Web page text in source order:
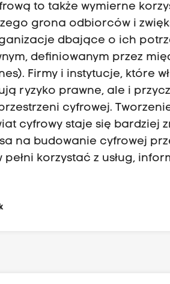
to także wymierne
grona odbiorców i
dbające o ich
definiowanym przez
Firmy i instytucje, które
ryzyko prawne, ale i
cyfrowej.
cyfrowy staje się bardziej
na budowanie cyfrowej
pełni korzystać z usług,